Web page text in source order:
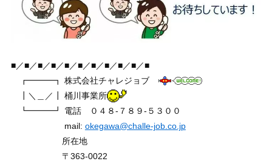
■／■／■／■／■／■／■／■／■／■／■
┏━━━┓ 株式会社チャレジョブ
┃＼＿／┃ 桶川事業所
┗━━━┛ 電話 ０４８-７８９-５３００
mail: okegawa@challe-job.co.jp
所在地
〒363-0022